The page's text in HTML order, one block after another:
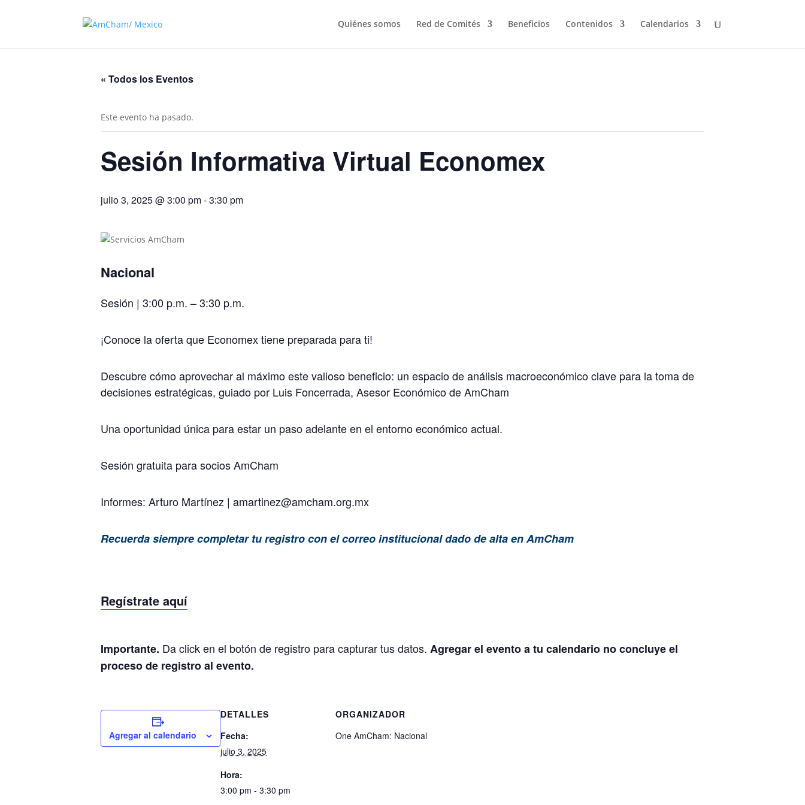
Quiénes somos Red de Comités Beneficios Contenidos Calendarios
« Todos los Eventos
Este evento ha pasado.
Sesión Informativa Virtual Economex
julio 3, 2025 @ 3:00 pm-3:30 pm
Nacional
Sesión | 3:00 p.m. – 3:30 p.m.
¡Conoce la oferta que Economex tiene preparada para ti!
Descubre cómo aprovechar al máximo este valioso beneficio: un espacio de análisis macroeconómico clave para la toma de
decisiones estratégicas, guiado por Luis Foncerrada, Asesor Económico de AmCham
Una oportunidad única para estar un paso adelante en el entorno económico actual.
Sesión gratuita para socios AmCham
Informes: Arturo Martínez | amartinez@amcham.org.mx
Recuerda siempre completar tu registro con el correo institucional dado de alta en AmCham
Regístrate aquí
Importante. Da click en el botón de registro para capturar tus datos. Agregar el evento a tu calendario no concluye el
proceso de registro al evento.
Agregar al calendario
DETALLES
Fecha:
julio 3, 2025
Hora:
3:00 pm - 3:30 pm
ORGANIZADOR
One AmCham: Nacional